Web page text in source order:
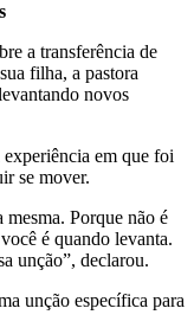
a transferência de
filha, a pastora
novos
em que foi
se mover.
Porque não é
é quando levanta.
unção”, declarou.
unção específica para